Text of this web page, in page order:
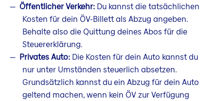
Öffentlicher Verkehr: Du kannst die tatsächlichen
Kosten für dein ÖV-Billett als Abzug angeben.
Behalte also die Quittung deines Abos für die
Steuererklärung.
Privates Auto: Die Kosten für dein Auto kannst du
nur unter Umständen steuerlich absetzen.
Grundsätzlich kannst du ein Abzug für dein Auto
geltend machen, wenn kein ÖV zur Verfügung